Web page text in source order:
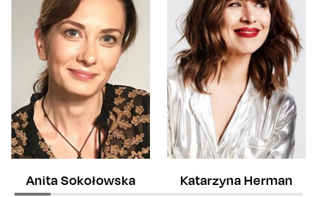
Anita Sokołowska Katarzyna Herman